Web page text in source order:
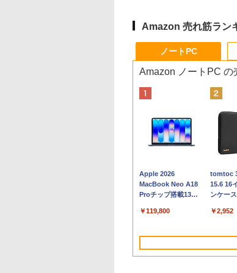
Amazon 売れ筋ラン
ノートPC
Amazon ノートPC の
Apple 2026
MacBook Neo A18
Proチップ搭載13イ
AIとApple
設計、Liquid Retina
ユニファイドメモ
￥119,800
tomtoc
15.6 16
ンケー
￥2,952